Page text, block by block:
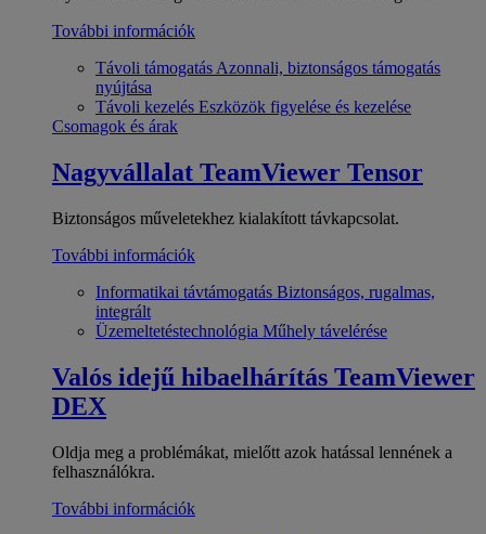
További információk
Távoli támogatás Azonnali, biztonságos támogatás
nyújtása
Távoli kezelés Eszközök figyelése és kezelése
Csomagok és árak
Nagyvállalat TeamViewer Tensor
Biztonságos műveletekhez kialakított távkapcsolat.
További információk
Informatikai távtámogatás Biztonságos, rugalmas,
integrált
Üzemeltetéstechnológia Műhely távelérése
Valós idejű hibaelhárítás TeamViewer
DEX
Oldja meg a problémákat, mielőtt azok hatással lennének a
felhasználókra.
További információk